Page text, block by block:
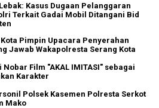
Kasus Dugaan Pelanggaran
Terkait Gadai Mobil Ditangani Bid
Pimpin Upacara Penyerahan
Jawab Wakapolresta Serang Kota
Nobar Film "AKAL IMITASI" sebagai
Karakter
Polsek Kasemen Polresta Serkot
Mako